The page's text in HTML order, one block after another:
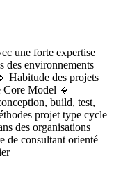
une forte expertise
des environnements
Habitude des projets
Core Model 🔹
build, test,
projet type cycle
des organisations
de consultant orienté